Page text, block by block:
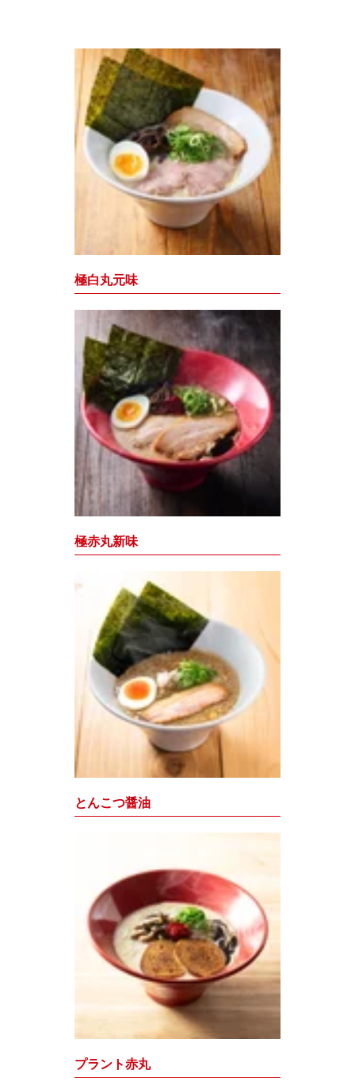
極白丸元味
極赤丸新味
とんこつ醤油
プラント赤丸